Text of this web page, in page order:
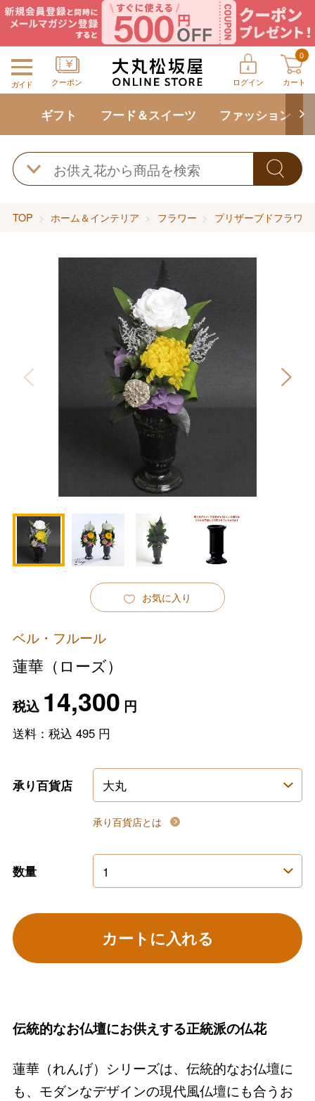
ガイド クーポン ログイン
0
カート
ギフト フード＆スイーツ ファッション
TOP ホーム＆インテリア フラワー プリザーブドフラワー
お気に入り
ベル・フルール
蓮華（ローズ）
税込 14,300 円
送料：税込 495円
承り百貨店
承り百貨店とは
数量
カートに入れる
伝統的なお仏壇にお供えする正統派の仏花
蓮華（れんげ）シリーズは、伝統的なお仏壇に
も、モダンなデザインの現代風仏壇にも合うお